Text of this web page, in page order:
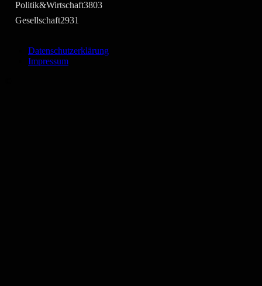
Politik&Wirtschaft3803
Gesellschaft2931
Datenschutzerklärung
Impressum